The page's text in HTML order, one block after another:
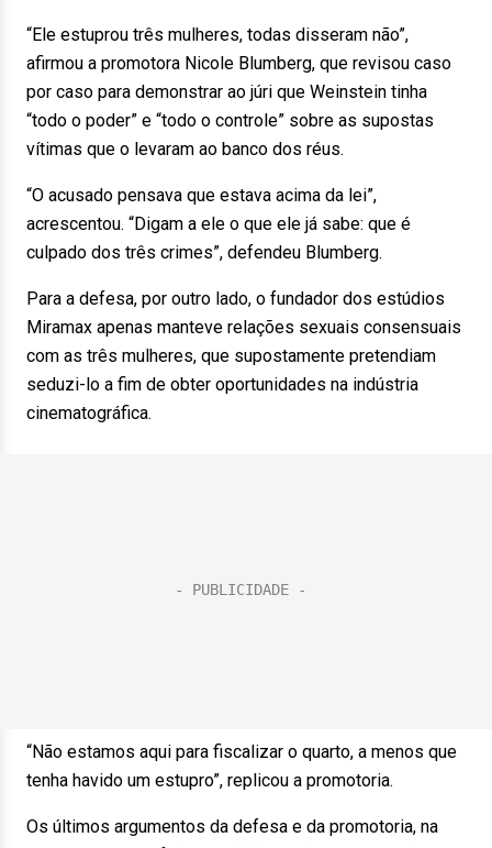
“Ele estuprou três mulheres, todas disseram não”,
afirmou a promotora Nicole Blumberg, que revisou caso
por caso para demonstrar ao júri que Weinstein tinha
“todo o poder” e “todo o controle” sobre as supostas
vítimas que o levaram ao banco dos réus.
“O acusado pensava que estava acima da lei”,
acrescentou. “Digam a ele o que ele já sabe: que é
culpado dos três crimes”, defendeu Blumberg.
Para a defesa, por outro lado, o fundador dos estúdios
Miramax apenas manteve relações sexuais consensuais
com as três mulheres, que supostamente pretendiam
seduzi-lo a fim de obter oportunidades na indústria
cinematográfica.
“Não estamos aqui para fiscalizar o quarto, a menos que
tenha havido um estupro”, replicou a promotoria.
Os últimos argumentos da defesa e da promotoria, na